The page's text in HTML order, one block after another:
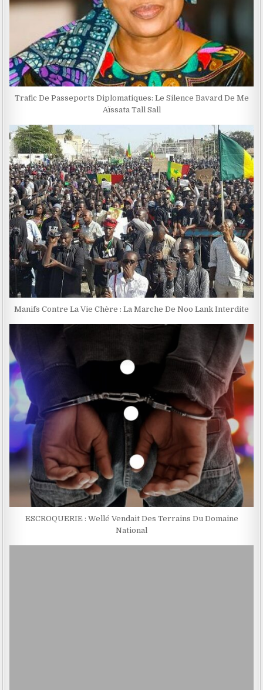
Trafic De Passeports Diplomatiques: Le Silence Bavard De Me
Aïssata Tall Sall
Manifs Contre La Vie Chère : La Marche De Noo Lank Interdite
ESCROQUERIE : Wellé Vendait Des Terrains Du Domaine
National